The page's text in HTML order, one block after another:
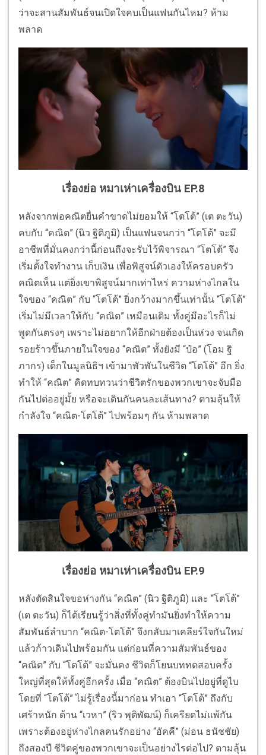
ว่าจะสานสัมพันธ์จนเปิดใจคบเป็นแฟนกันไหม? ห้าม
พลาด
เรื่องย่อ หมาเห่าเครื่องบิน EP.8
หลังจากพ่อคณิตยื่นคำขาดไม่ยอมให้ “โตโต้” (เต ตะวัน)
คบกับ “คณิต” (นิว ฐิติภูมิ) เป็นแฟนจนกว่า “โตโต้” จะมี
อาชีพที่มั่นคงกว่านี้ก่อนถึงจะรับไว้พิจารณา “โตโต้” จึง
เริ่มตั้งใจทำงาน เก็บเงิน เพื่อพิสูจน์ตัวเองให้ครอบครัว
คณิตเห็น แต่ยิ่งเขาพิสูจน์มากเท่าไหร่ ความห่างไกลใน
ใจของ “คณิต” กับ “โตโต้” ยิ่งกว้างมากขึ้นเท่านั้น “โตโต้”
เริ่มไม่มีเวลาให้กับ “คณิต” เหมือนเดิม ทั้งคู่มีอะไรก็ไม่
พูดกันตรงๆ เพราะไม่อยากให้อีกฝ่ายต้องเป็นห่วง จนเกิด
รอยร้าวขึ้นภายในใจของ “คณิต” ทั้งยังมี “ป๋อ” (โอม ฐิ
ภากร) เด็กในมูลนิธิฯ เข้ามาพัวพันในชีวิต “โตโต้” อีก ยิ่ง
ทำให้ “คณิต” คิดทบทวนว่าชีวิตรักของพวกเขาจะจับมือ
กันไปต่ออยู่มั้ย หรือจะเดินกันคนละเส้นทาง? ตามลุ้นให้
กำลังใจ “คณิต-โตโต้” ไปพร้อมๆ กัน ห้ามพลาด
เรื่องย่อ หมาเห่าเครื่องบิน EP.9
หลังตัดสินใจขอห่างกัน “คณิต” (นิว ฐิติภูมิ) และ “โตโต้”
(เต ตะวัน) ก็ได้เรียนรู้ว่าสิ่งที่ทั้งคู่ทำมันยิ่งทำให้ความ
สัมพันธ์ลำบาก “คณิต-โตโต้” จึงกลับมาเคลียร์ใจกันใหม่
แล้วก้าวเดินไปพร้อมกัน แต่ก่อนที่ความสัมพันธ์ของ
“คณิต” กับ “โตโต้” จะมั่นคง ชีวิตก็โยนบททดสอบครั้ง
ใหญ่ที่สุดให้ทั้งคู่อีกครั้ง เมื่อ “คณิต” ต้องบินไปอยู่ที่ดูไบ
โดยที่ “โตโต้” ไม่รู้เรื่องนี้มาก่อน ทำเอา “โตโต้” ถึงกับ
เศร้าหนัก ด้าน “เวหา” (ริว พุติพัฒน์) ก็เครียดไม่แพ้กัน
เพราะต้องอยู่ห่างไกลคนรักอย่าง “อัคคี” (ม่อน ธนัชชัย)
ถึงสองปี ชีวิตคู่ของพวกเขาจะเป็นอย่างไรต่อไป? ตามลุ้น